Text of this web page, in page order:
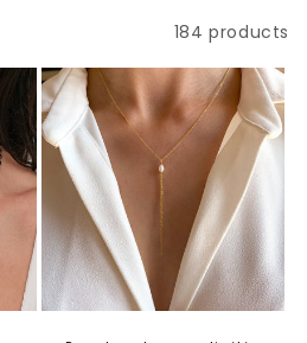
184 products